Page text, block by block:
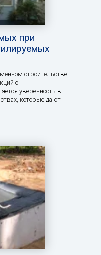
при
строительстве
с
уверенность в
которые дают